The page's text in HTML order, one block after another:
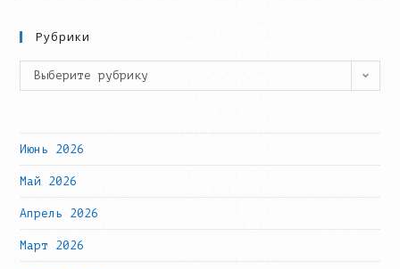
Рубрики
Рубрики
Выберите рубрику
Июнь 2026
Май 2026
Апрель 2026
Март 2026